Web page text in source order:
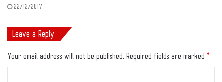
22/12/2017
Leave a Reply
Your email address will not be published. Required fields are marked *